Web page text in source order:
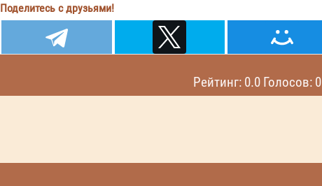
Поделитесь с друзьями!
Рейтинг: 0.0 Голосов: 0